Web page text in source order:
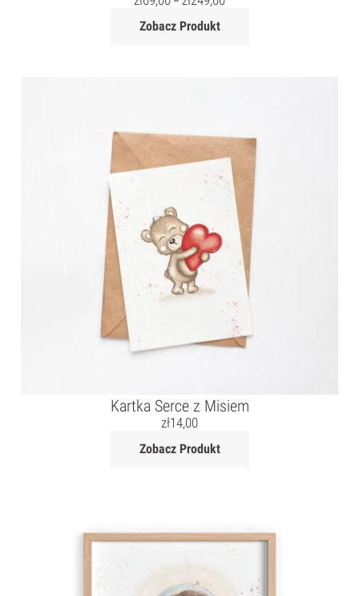
Zobacz Produkt
Kartka Serce z Misiem
zł14,00
Zobacz Produkt